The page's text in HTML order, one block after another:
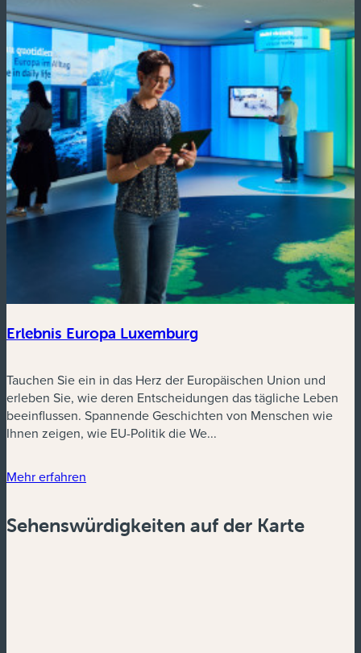
Erlebnis Europa Luxemburg
Tauchen Sie ein in das Herz der Europäischen Union und
erleben Sie, wie deren Entscheidungen das tägliche Leben
beeinflussen. Spannende Geschichten von Menschen wie
Ihnen zeigen, wie EU-Politik die We...
Mehr erfahren
Sehenswürdigkeiten auf der Karte